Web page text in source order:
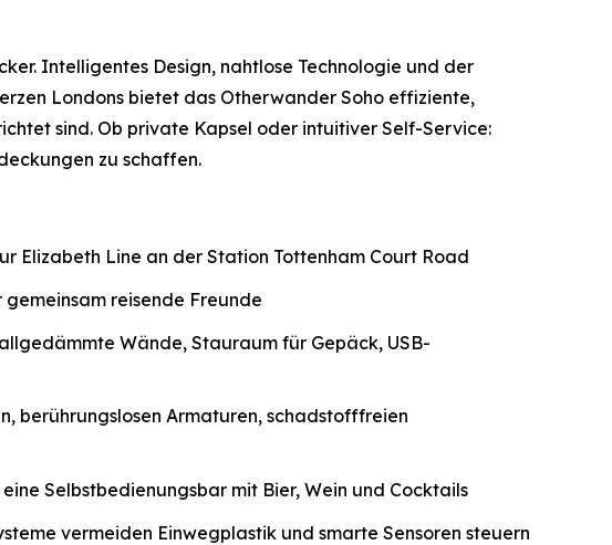
Intelligentes Design, nahtlose Technologie und der
Londons bietet das Otherwander Soho effiziente,
sind. Ob private Kapsel oder intuitiver Self-Service:
zu schaffen.
Elizabeth Line an der Station Tottenham Court Road
reisende Freunde
Wände, Stauraum für Gepäck, USB-
berührungslosen Armaturen, schadstofffreien
Selbstbedienungsbar mit Bier, Wein und Cocktails
vermeiden Einwegplastik und smarte Sensoren steuern